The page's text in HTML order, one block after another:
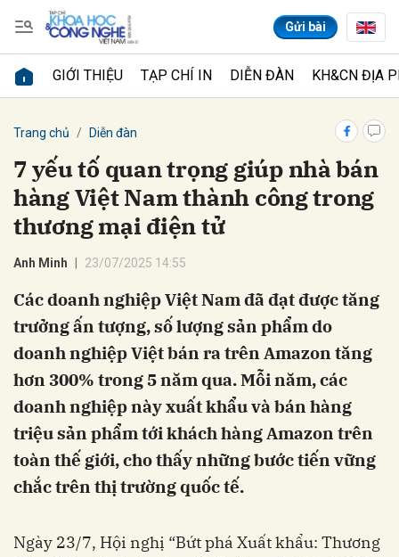
Gửi bài
GIỚI THIỆU TẠP CHÍ IN DIỄN ĐÀN KH&CN ĐỊA
Trang chủ Diễn đàn
7 yếu tố quan trọng giúp nhà bán
hàng Việt Nam thành công trong
thương mại điện tử
Anh Minh 23/07/2025 14:55
Các doanh nghiệp Việt Nam đã đạt được tăng
trưởng ấn tượng, số lượng sản phẩm do
doanh nghiệp Việt bán ra trên Amazon tăng
hơn 300% trong 5 năm qua. Mỗi năm, các
doanh nghiệp này xuất khẩu và bán hàng
triệu sản phẩm tới khách hàng Amazon trên
toàn thế giới, cho thấy những bước tiến vững
chắc trên thị trường quốc tế.
Ngày 23/7, Hội nghị “Bứt phá Xuất khẩu: Thương
Gửi bình luận
Hủy Gửi